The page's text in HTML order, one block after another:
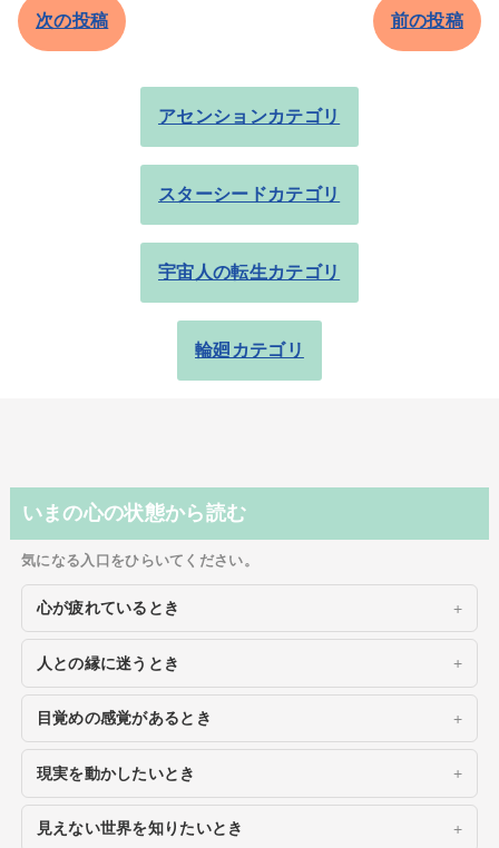
次の投稿 前の投稿
アセンションカテゴリ
スターシードカテゴリ
宇宙人の転生カテゴリ
輪廻カテゴリ
いまの心の状態から読む
気になる入口をひらいてください。
心が疲れているとき
人との縁に迷うとき
目覚めの感覚があるとき
現実を動かしたいとき
見えない世界を知りたいとき